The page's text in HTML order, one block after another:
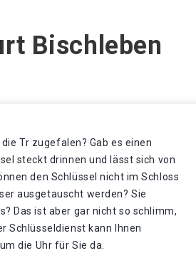
Bischleben
Tr zugefalen? Gab es einen
steckt drinnen und lässt sich von
den Schlüssel nicht im Schloss
ausgetauscht werden? Sie
Das ist aber gar nicht so schlimm,
Schlüsseldienst kann Ihnen
die Uhr für Sie da.